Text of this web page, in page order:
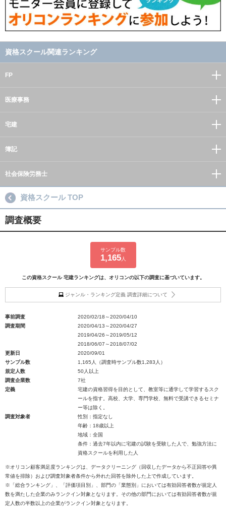
資格スクール関連ランキング
FP
医療事務
宅建
簿記
社会保険労務士
資格スクール TOP
調査概要
サンプル数
1,165人
この資格スクール 宅建ランキングは、オリコンの以下の調査に基づいています。
ジャンル・ランキング定義 調査詳細について
事前調査
2020/02/18～2020/04/10
調査期間
2020/04/13～2020/04/27
2019/04/26～2019/05/12
2018/06/07～2018/07/02
更新日
2020/09/01
サンプル数
1,165人（調査時サンプル数1,283人）
規定人数
50人以上
調査企業数
7社
定義
宅建の資格習得を目的として、教室等に通学して学習するスク
ールを指す。高校、大学、専門学校、無料で受講できるセミナ
ー等は除く。
調査対象者
性別：指定なし
年齢：18歳以上
地域：全国
条件：過去7年以内に宅建の試験を受験した人で、勉強方法に
資格スクールを利用した人
※オリコン顧客満足度ランキングは、データクリーニング（回収したデータから不正回答や異
常値を排除）および調査対象者条件から外れた回答を除外した上で作成しています。
※「総合ランキング」、「評価項目別」、部門の「業態別」においては有効回答者数が規定人
数を満たした企業のみランクイン対象となります。その他の部門においては有効回答者数が規
定人数の半数以上の企業がランクイン対象となります。